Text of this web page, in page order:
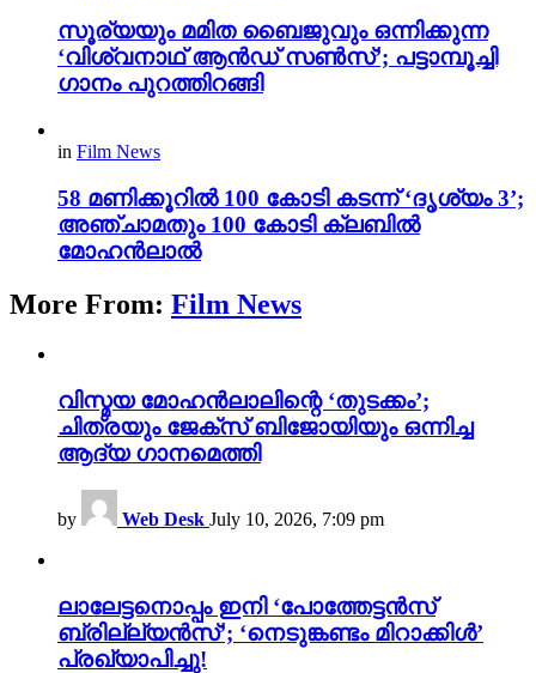
സൂര്യയും മമിത ബൈജുവും ഒന്നിക്കുന്ന
‘വിശ്വനാഥ് ആൻഡ് സൺസ്’; പട്ടാമ്പൂച്ചി
ഗാനം പുറത്തിറങ്ങി
in Film News
58 മണിക്കൂറിൽ 100 കോടി കടന്ന് ‘ദൃശ്യം 3’;
അഞ്ചാമതും 100 കോടി ക്ലബിൽ
മോഹൻലാൽ
More From: Film News
വിസ്മയ മോഹൻലാലിന്റെ ‘തുടക്കം’;
ചിത്രയും ജേക്സ് ബിജോയിയും ഒന്നിച്ച
ആദ്യ ഗാനമെത്തി
by Web Desk July 10, 2026, 7:09 pm
ലാലേട്ടനൊപ്പം ഇനി ‘പോത്തേട്ടൻസ്
ബ്രില്ല്യൻസ്’; ‘നെടുങ്കണ്ടം മിറാക്കിൾ’
പ്രഖ്യാപിച്ചു!